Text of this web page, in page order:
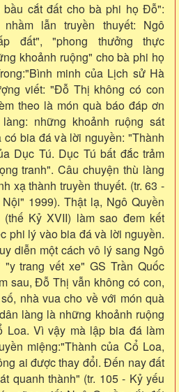
bầu cắt đất cho bà phi họ Đỗ":
lẫn truyền thuyết: Ngô
đất", "phong thưởng thực
khoảnh ruộng" cho bà phi họ
minh của Lịch sử Hà
viết: "Đỗ Thị không có con
theo là món quà báo đáp ơn
những khoảnh ruộng sát
bia đá và lời nguyền: "Thành
Dục Tú. Dục Tú bất đắc trảm
tranh". Câu chuyện thù làng
xạ thành truyền thuyết. (tr. 63 -
1999). Thật lạ, Ngô Quyền
Kỷ XVII) làm sao đem kết
phi lý vào bia đá và lời nguyền.
diễn một cách vô lý sang Ngô
trang vết xe" GS Trần Quốc
sau, Đỗ Thị vẫn không có con,
nhà vua cho về với món quà
làng là những khoảnh ruộng
Loa. Vì vậy mà lập bia đá làm
miệng:"Thành của Cổ Loa,
ai được thay đổi. Đến nay đất
quanh thành" (tr. 105 - Kỷ yếu